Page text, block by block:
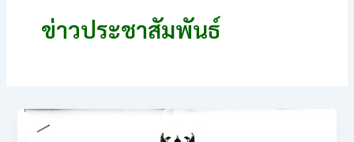
ข่าวประชาสัมพันธ์